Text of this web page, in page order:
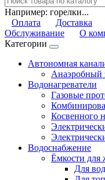
Например: горелки...
Оплата
Доставка
Обслуживание
О
Категории
Автономная
Анаэробный
Водонагреватели
Газовые
Косвенного
Водоснабжение
Ёмкости для
Для